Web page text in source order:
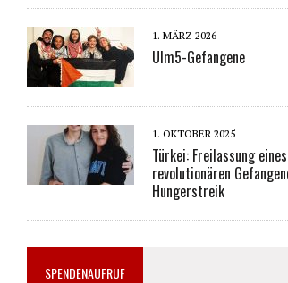
1. MÄRZ 2026
Ulm5-Gefangene
1. OKTOBER 2025
Türkei: Freilassung eines
revolutionären
Hungerstreik
SPENDENAUFRUF